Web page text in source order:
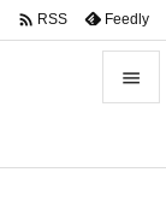

 RSS Feedly